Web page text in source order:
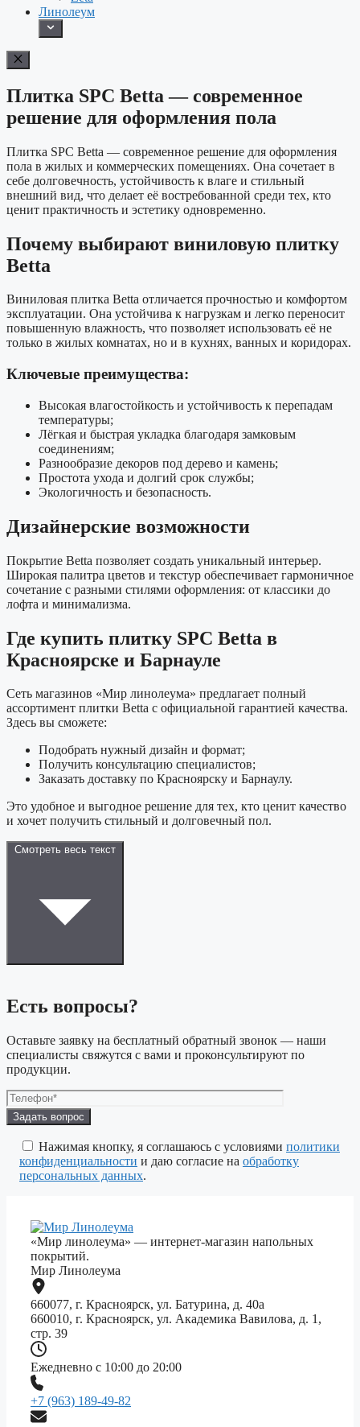
Линолеум
Плитка SPC Betta — современное
решение для оформления пола
Плитка SPC Betta — современное решение для оформления
пола в жилых и коммерческих помещениях. Она сочетает в
себе долговечность, устойчивость к влаге и стильный
внешний вид, что делает её востребованной среди тех, кто
ценит практичность и эстетику одновременно.
Почему выбирают виниловую плитку
Betta
Виниловая плитка Betta отличается прочностью и комфортом
эксплуатации. Она устойчива к нагрузкам и легко переносит
повышенную влажность, что позволяет использовать её не
только в жилых комнатах, но и в кухнях, ванных и коридорах.
Ключевые преимущества:
Высокая влагостойкость и устойчивость к перепадам
температуры;
Лёгкая и быстрая укладка благодаря замковым
соединениям;
Разнообразие декоров под дерево и камень;
Простота ухода и долгий срок службы;
Экологичность и безопасность.
Дизайнерские возможности
Покрытие Betta позволяет создать уникальный интерьер.
Широкая палитра цветов и текстур обеспечивает гармоничное
сочетание с разными стилями оформления: от классики до
лофта и минимализма.
Где купить плитку SPC Betta в
Красноярске и Барнауле
Сеть магазинов «Мир линолеума» предлагает полный
ассортимент плитки Betta с официальной гарантией качества.
Здесь вы сможете:
Подобрать нужный дизайн и формат;
Получить консультацию специалистов;
Заказать доставку по Красноярску и Барнаулу.
Это удобное и выгодное решение для тех, кто ценит качество
и хочет получить стильный и долговечный пол.
Смотреть весь текст
Есть вопросы?
Оставьте заявку на бесплатный обратный звонок — наши
специалисты свяжутся с вами и проконсультируют по
продукции.
Оставьте
это
поле
пустым.
Нажимая кнопку, я соглашаюсь с условиями политики
конфиденциальности и даю согласие на обработку
персональных данных.
«Мир линолеума» — интернет-магазин напольных
покрытий.
Мир Линолеума
660077, г. Красноярск, ул. Батурина, д. 40а
660010, г. Красноярск, ул. Академика Вавилова, д. 1,
стр. 39
Ежедневно с 10:00 до 20:00
+7 (963) 189-49-82